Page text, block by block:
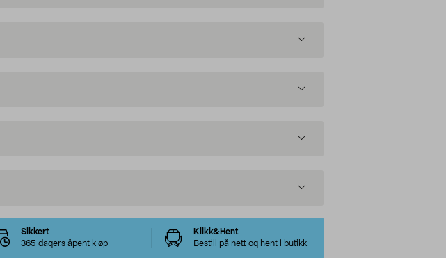
Sikkert
365 dagers åpent kjøp
Klikk&Hent
Bestill på nett og hent i butikk